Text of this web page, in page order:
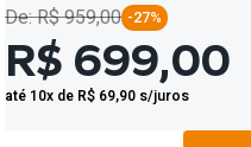
De: R$ 959,00 -27%
R$ 699,00
até 10x de R$ 69,90 s/juros